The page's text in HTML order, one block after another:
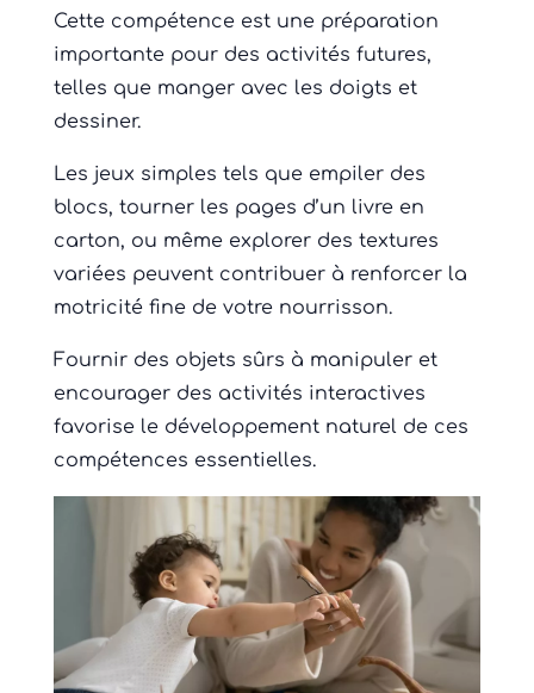
Cette compétence est une préparation
importante pour des activités futures,
telles que manger avec les doigts et
dessiner.
Les jeux simples tels que empiler des
blocs, tourner les pages d’un livre en
carton, ou même explorer des textures
variées peuvent contribuer à renforcer la
motricité fine de votre nourrisson.
Fournir des objets sûrs à manipuler et
encourager des activités interactives
favorise le développement naturel de ces
compétences essentielles.